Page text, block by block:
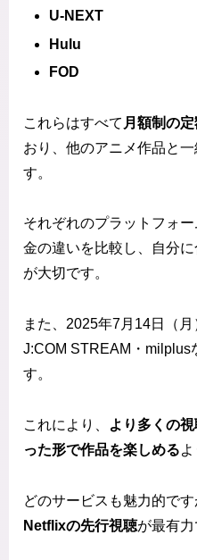
U-NEXT
Hulu
FOD
これらはすべて 月額制の
おり、他のアニメ作品と
す。
それぞれのプラットフォ
金の違いを比較し、自分
が大切です。
また、2025年7月14日（
J:COM STREAM・milplus
す。
これにより、
より多くの
った形で作品を楽しめる
どのサービスも魅力的で
Netflixの先行視聴が最有力